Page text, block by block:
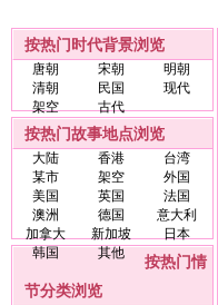
按热门时代背景浏览
唐朝 宋朝
明朝
清朝
民国
现代
架空
古代
按热门故事地点浏览
大陆 香港
台湾
某市
架空
外国
美国
英国
法国
澳洲
德国
意大利
加拿大
新加坡
日本
韩国
其他
按热门情
节分类浏览